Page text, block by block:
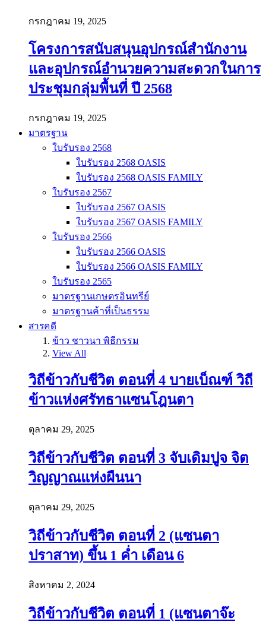
กรกฎาคม 19, 2025
โครงการสนับสนุนอุปกรณ์สำนักงาน
และอุปกรณ์อำนวยความสะดวกในการ
ประชุมกลุ่มพื้นที่ ปี 2568
กรกฎาคม 19, 2025
มาตรฐาน
ใบรับรอง 2568
ใบรับรอง 2568 OASIS
ใบรับรอง 2568 OASIS FAMILY
ใบรับรอง 2567
ใบรับรอง 2567 OASIS
ใบรับรอง 2567 OASIS FAMILY
ใบรับรอง 2566
ใบรับรอง 2566 OASIS
ใบรับรอง 2566 OASIS FAMILY
ใบรับรอง 2565
มาตรฐานเกษตรอินทรีย์
มาตรฐานค้าที่เป็นธรรม
สารคดี
ข้าว ชาวนา พิธีกรรม
View All
วิถีข้าวกับชีวิต ตอนที่ 4 บายเบ็ณฑ์ วิถี
ข้าวแห่งศรัทธาแซนโฎนตา
ตุลาคม 29, 2025
วิถีข้าวกับชีวิต ตอนที่ 3 จับเดิมปูจ จิต
วิญญาณแห่งผืนนา
ตุลาคม 29, 2025
วิถีข้าวกับชีวิต ตอนที่ 2 (แซนตา
ปราสาท) ขึ้น 1 ค่ำ เดือน 6
สิงหาคม 2, 2024
วิถีข้าวกับชีวิต ตอนที่ 1 (แซนตาจ๊ะ